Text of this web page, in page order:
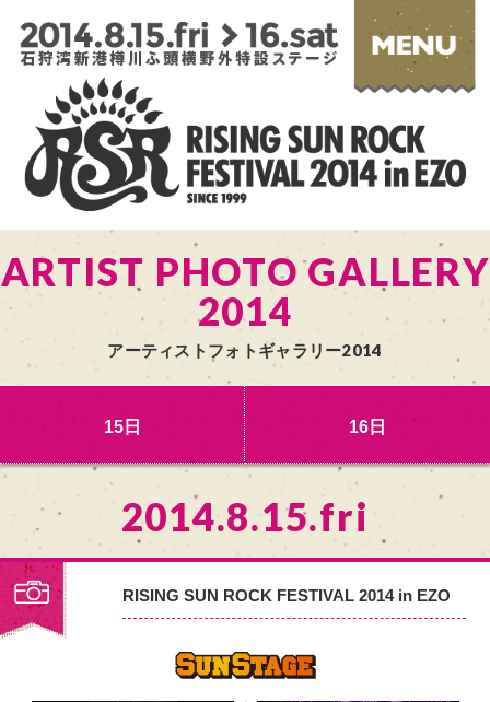
ARTIST PHOTO GALLERY
2014
アーティストフォトギャラリー2014
15日 16日
2014.8.15.fri
RISING SUN ROCK FESTIVAL 2014 in EZO